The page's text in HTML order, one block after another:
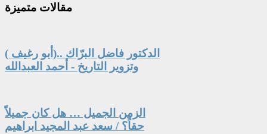
مقالات متميزة
الدكتور فاضل البرّاك ..(أبو رغيف )
وتزوير التاريخ - أحمد العبدالله
الزمن الجميل … هل كان جميلاً
حقاً؟ / سعد عبد المجيد ابراهيم